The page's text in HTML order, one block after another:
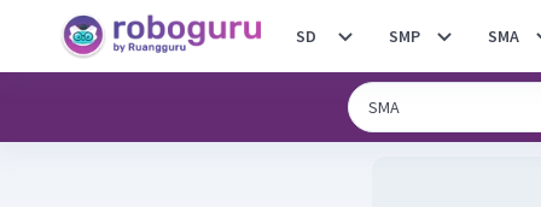
SD SMP SMA